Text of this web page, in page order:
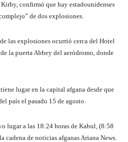
confirmó que hay estadounidenses
de dos explosiones.
las explosiones ocurrió cerca del Hotel
la puerta Abbey del aeródromo, donde
lugar en la capital afgana desde que
país el pasado 15 de agosto.
lugar a las 18:24 horas de Kabul, (8:58
cadena de noticias afganas Ariana News.